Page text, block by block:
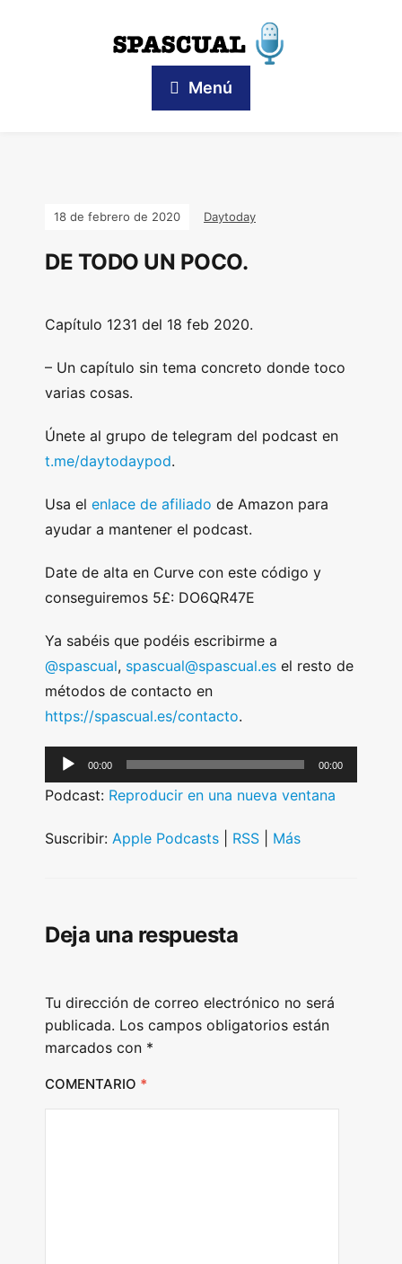
Menú
18 de febrero de 2020 Daytoday
DE TODO UN POCO.
Capítulo 1231 del 18 feb 2020.
– Un capítulo sin tema concreto donde toco
varias cosas.
Únete al grupo de telegram del podcast en
t.me/daytodaypod.
Usa el enlace de afiliado de Amazon para
ayudar a mantener el podcast.
Date de alta en Curve con este código y
conseguiremos 5£: DO6QR47E
Ya sabéis que podéis escribirme a
@spascual, spascual@spascual.es el resto de
métodos de contacto en
https://spascual.es/contacto.
u
i
a
r
00:00 00:00
Podcast: Reproducir en una nueva ventana
Suscribir: Apple Podcasts RSS Más
Deja una respuesta
Tu dirección de correo electrónico no será
publicada. Los campos obligatorios están
marcados con *
COMENTARIO *